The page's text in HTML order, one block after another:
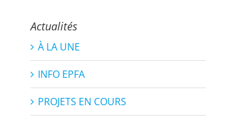
Actualités
À LA UNE
INFO EPFA
PROJETS EN COURS